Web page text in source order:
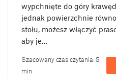
wypchnięte do góry
jednak powierzchnie
stołu, możesz włączyć
aby je…
Szacowany czas czytania: 5
min